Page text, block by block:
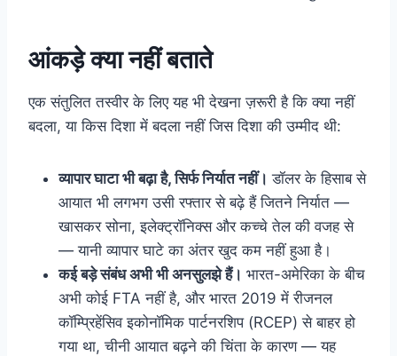
आंकड़े क्या नहीं बताते
एक संतुलित तस्वीर के लिए यह भी देखना ज़रूरी है कि क्या नहीं
बदला, या किस दिशा में बदला नहीं जिस दिशा की उम्मीद थी:
व्यापार घाटा भी बढ़ा है, सिर्फ निर्यात नहीं। डॉलर के हिसाब से
आयात भी लगभग उसी रफ्तार से बढ़े हैं जितने निर्यात —
खासकर सोना, इलेक्ट्रॉनिक्स और कच्चे तेल की वजह से
— यानी व्यापार घाटे का अंतर खुद कम नहीं हुआ है।
कई बड़े संबंध अभी भी अनसुलझे हैं। भारत-अमेरिका के बीच
अभी कोई FTA नहीं है, और भारत 2019 में रीजनल
कॉम्प्रिहेंसिव इकोनॉमिक पार्टनरशिप (RCEP) से बाहर हो
गया था, चीनी आयात बढ़ने की चिंता के कारण — यह